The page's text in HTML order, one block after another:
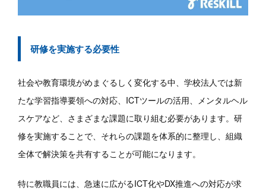
研修を実施する必要性
社会や教育環境がめまぐるしく変化する中、学校法人では新
たな学習指導要領への対応、ICTツールの活用、メンタルヘル
スケアなど、さまざまな課題に取り組む必要があります。研
修を実施することで、それらの課題を体系的に整理し、組織
全体で解決策を共有することが可能になります。
特に教職員には、急速に広がるICT化やDX推進への対応が求